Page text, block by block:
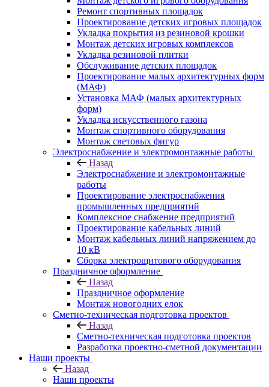
Ремонт спортивных площадок
Проектирование детских игровых площадок
Укладка покрытия из резиновой крошки
Монтаж детских игровых комплексов
Укладка резиновой плитки
Обслуживание детских площадок
Проектирование малых архитектурных форм
(МАФ)
Установка МАФ (малых архитектурных
форм)
Укладка искусственного газона
Монтаж спортивного оборудования
Монтаж световых фигур
Электроснабжение и электромонтажные работы
Назад
Электроснабжение и электромонтажные
работы
Проектирование электроснабжения
промышленных предприятий
Комплексное снабжение предприятий
Проектирование кабельных линий
Монтаж кабельных линий напряжением до
10 кВ
Сборка электрощитового оборудования
Праздничное оформление
Назад
Праздничное оформление
Монтаж новогодних елок
Сметно-техническая подготовка проектов
Назад
Сметно-техническая подготовка проектов
Разработка проектно-сметной документации
Наши проекты
Назад
Наши проекты